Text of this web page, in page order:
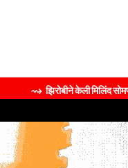
केली मिलिंद सोमण यांची ब्रँड